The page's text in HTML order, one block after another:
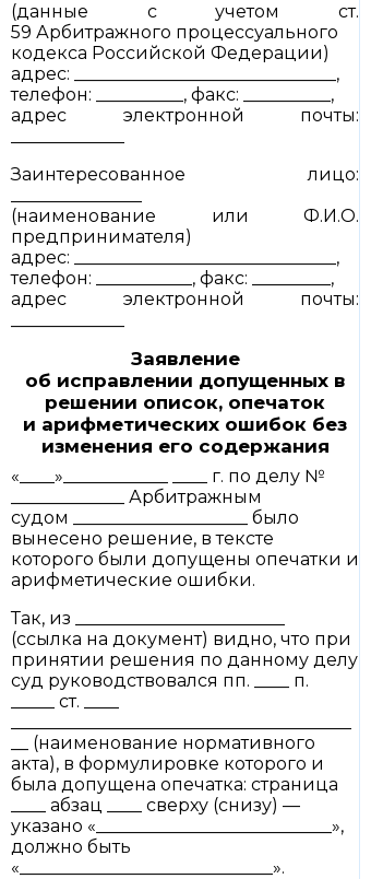
(данные с учетом ст.
59 Арбитражного процессуального
кодекса Российской Федерации)
адрес: ______________________________,
телефон: __________, факс: __________,
адрес электронной почты:
Заинтересованное лицо:
(наименование или Ф.И.О.
предпринимателя)
адрес: ______________________________,
телефон: ___________, факс: _________,
адрес электронной почты:
Заявление
об исправлении допущенных в
решении описок, опечаток
и арифметических ошибок без
изменения его содержания
«____»____________ ____ г. по делу №
_____________ Арбитражным
судом ____________________ было
вынесено решение, в тексте
которого были допущены опечатки и
арифметические ошибки.
Так, из ________________________
(ссылка на документ) видно, что при
принятии решения по данному делу
суд руководствовался пп. ____ п.
_____ ст. ____
__ (наименование нормативного
акта), в формулировке которого и
была допущена опечатка: страница
____ абзац ____ сверху (снизу) —
указано «___________________________»,
должно быть
«_____________________________».